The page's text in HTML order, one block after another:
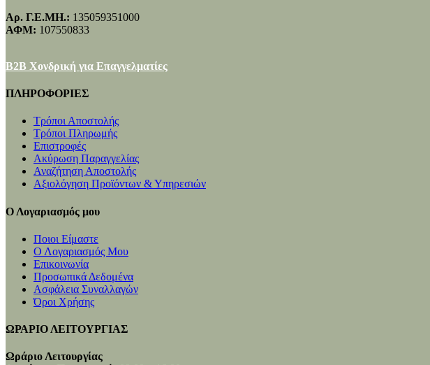
Αρ. Γ.Ε.ΜΗ.: 135059351000
ΑΦΜ: 107550833
B2B Χονδρική για Επαγγελματίες
ΠΛΗΡΟΦΟΡΙΕΣ
Τρόποι Αποστολής
Τρόποι Πληρωμής
Επιστροφές
Ακύρωση Παραγγελίας
Αναζήτηση Αποστολής
Αξιολόγηση Προϊόντων & Υπηρεσιών
Ο Λογαριασμός μου
Ποιοι Είμαστε
Ο Λογαριασμός Μου
Επικοινωνία
Προσωπικά Δεδομένα
Ασφάλεια Συναλλαγών
Όροι Χρήσης
ΩΡΑΡΙΟ ΛΕΙΤΟΥΡΓΙΑΣ
Ωράριο Λειτουργίας